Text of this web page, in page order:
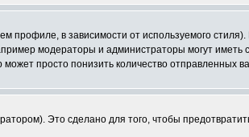
профиле, в зависимости от используемого
модераторы и администраторы могут иметь
просто понизить количество отправленных
Это сделано для того, чтобы